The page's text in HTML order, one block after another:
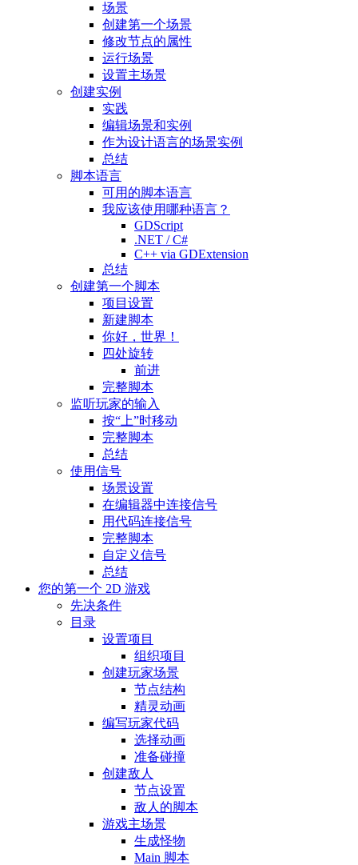
场景
创建第一个场景
修改节点的属性
运行场景
设置主场景
创建实例
实践
编辑场景和实例
作为设计语言的场景实例
总结
脚本语言
可用的脚本语言
我应该使用哪种语言？
GDScript
.NET / C#
C++ via GDExtension
总结
创建第一个脚本
项目设置
新建脚本
你好，世界！
四处旋转
前进
完整脚本
监听玩家的输入
按“上”时移动
完整脚本
总结
使用信号
场景设置
在编辑器中连接信号
用代码连接信号
完整脚本
自定义信号
总结
您的第一个 2D 游戏
先决条件
目录
设置项目
组织项目
创建玩家场景
节点结构
精灵动画
编写玩家代码
选择动画
准备碰撞
创建敌人
节点设置
敌人的脚本
游戏主场景
生成怪物
Main 脚本